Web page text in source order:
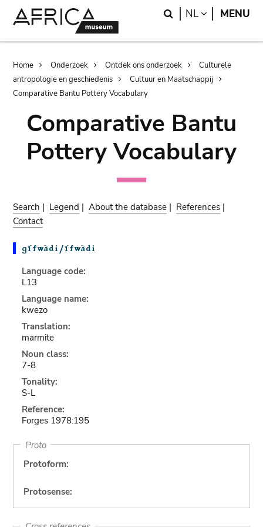
Search
NL LANGUAGE
MENU
Breadcrumb
Home Onderzoek Ontdek ons onderzoek
Culturele
antropologie en geschiedenis
Cultuur en Maatschappij
Comparative Bantu Pottery Vocabulary
Comparative Bantu
Pottery Vocabulary
Search | Legend |About the database | References |
Contact
Language code:
L13
Language name:
kwezo
Translation:
marmite
Noun class:
7-8
Tonality:
S-L
Reference:
Forges 1978:195
Proto
Protoform:
Protosense: